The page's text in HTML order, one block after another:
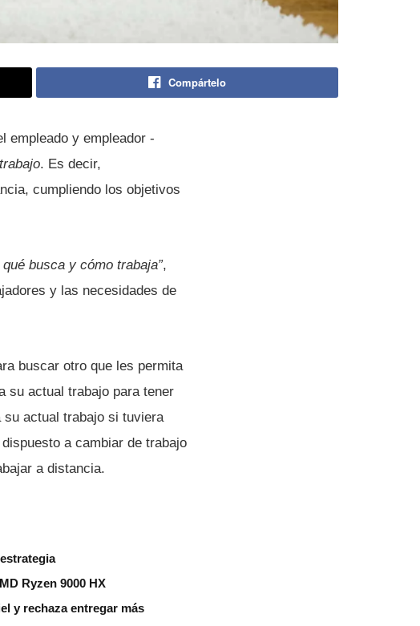
Compártelo
empleado y empleador -
. Es decir,
cumpliendo los objetivos
busca y cómo trabaja”,
y las necesidades de
buscar otro que les permita
su actual trabajo para tener
actual trabajo si tuviera
a cambiar de trabajo
a distancia.
Ryzen 9000 HX
y rechaza entregar más